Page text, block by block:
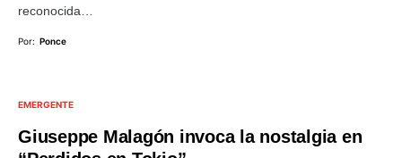
reconocida…
Por: Ponce
EMERGENTE
Giuseppe Malagón invoca la nostalgia en